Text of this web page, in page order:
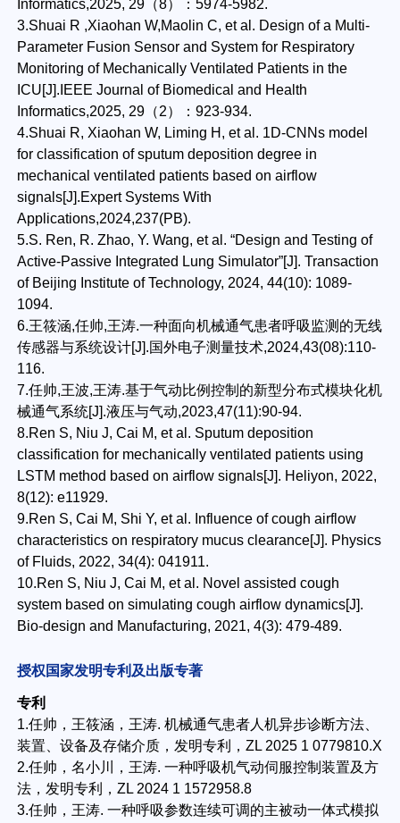
Informatics,2025, 29（8）：5974-5982.
3.Shuai R ,Xiaohan W,Maolin C, et al. Design of a Multi-
Parameter Fusion Sensor and System for Respiratory
Monitoring of Mechanically Ventilated Patients in the
ICU[J].IEEE Journal of Biomedical and Health
Informatics,2025, 29（2）：923-934.
4.Shuai R, Xiaohan W, Liming H, et al. 1D-CNNs model
for classification of sputum deposition degree in
mechanical ventilated patients based on airflow
signals[J].Expert Systems With
Applications,2024,237(PB).
5.S. Ren, R. Zhao, Y. Wang, et al. “Design and Testing of
Active-Passive Integrated Lung Simulator”[J]. Transaction
of Beijing Institute of Technology, 2024, 44(10): 1089-
1094.
6.王筱涵,任帅,王涛.一种面向机械通气患者呼吸监测的无线
传感器与系统设计[J].国外电子测量技术,2024,43(08):110-
116.
7.任帅,王波,王涛.基于气动比例控制的新型分布式模块化机
械通气系统[J].液压与气动,2023,47(11):90-94.
8.Ren S, Niu J, Cai M, et al. Sputum deposition
classification for mechanically ventilated patients using
LSTM method based on airflow signals[J]. Heliyon, 2022,
8(12): e11929.
9.Ren S, Cai M, Shi Y, et al. Influence of cough airflow
characteristics on respiratory mucus clearance[J]. Physics
of Fluids, 2022, 34(4): 041911.
10.Ren S, Niu J, Cai M, et al. Novel assisted cough
system based on simulating cough airflow dynamics[J].
Bio-design and Manufacturing, 2021, 4(3): 479-489.
授权国家发明专利及出版专著
专利
1.任帅，王筱涵，王涛. 机械通气患者人机异步诊断方法、
装置、设备及存储介质，发明专利，ZL 2025 1 0779810.X
2.任帅，名小川，王涛. 一种呼吸机气动伺服控制装置及方
法，发明专利，ZL 2024 1 1572958.8
3.任帅，王涛. 一种呼吸参数连续可调的主被动一体式模拟